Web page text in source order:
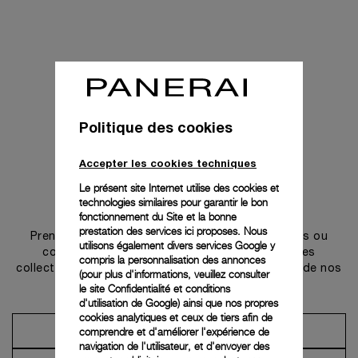
Prendre contact
Prenez rendez-vous dans l’une de nos boutiques ou
contactez notre conciergerie pour découvrir les
collections et bénéficier des conseils ou services de nos
ambassadeurs.
Prendre un rendez-vous
Politique des cookies
Accepter les cookies techniques
Le présent site Internet utilise des cookies et
technologies similaires pour garantir le bon
fonctionnement du Site et la bonne
prestation des services ici proposes. Nous
utilisons également divers services Google y
compris la personnalisation des annonces
(pour plus d'informations, veuillez consulter
le site Confidentialité et conditions
d'utilisation de Google) ainsi que nos propres
cookies analytiques et ceux de tiers afin de
comprendre et d'améliorer l'expérience de
navigation de l'utilisateur, et d'envoyer des